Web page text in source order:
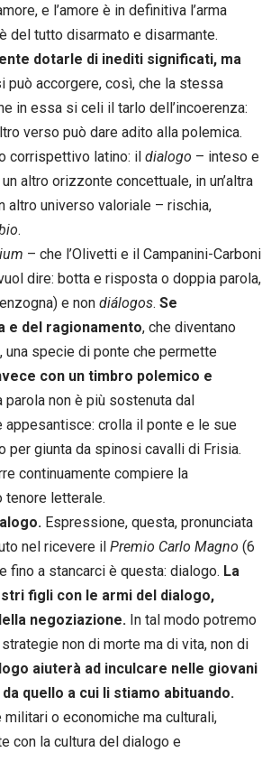
e l’amore è in definitiva l’arma
del tutto disarmato e disarmante.
dotarle di inediti significati, ma
può accorgere, così, che la stessa
in essa si celi il tarlo dell’incoerenza:
verso può dare adito alla polemica.
corrispettivo latino: il dialogo – inteso e
altro orizzonte concettuale, in un’altra
altro universo valoriale – rischia,
.
– che l’Olivetti e il Campanini-Carboni
dire: botta e risposta o doppia parola,
e non diálogos. Se
e del ragionamento, che diventano
specie di ponte che permette
con un timbro polemico e
parola non è più sostenuta dal
crolla il ponte e le sue
per giunta da spinosi cavalli di Frisia.
continuamente compiere la
letterale.
Espressione, questa, pronunciata
nel ricevere il Premio Carlo Magno (6
fino a stancarci è questa: dialogo. La
figli con le armi del dialogo,
negoziazione. In tal modo potremo
non di morte ma di vita, non di
aiuterà ad inculcare nelle giovani
quello a cui li stiamo abituando.
o economiche ma culturali,
con la cultura del dialogo e